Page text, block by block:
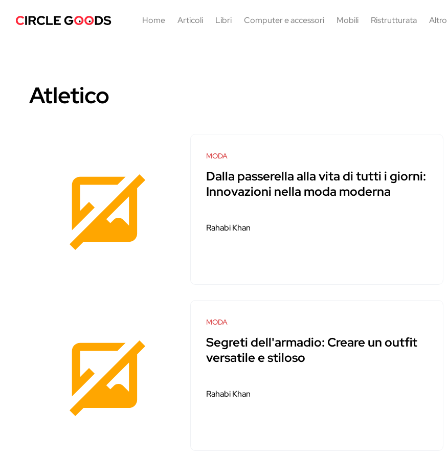
Home Articoli Libri Computer e accessori Mobili Ristrutturata Altro
Atletico
MODA
Dalla passerella alla vita di tutti i giorni:
Innovazioni nella moda moderna
Rahabi Khan
MODA
Segreti dell'armadio: Creare un outfit
versatile e stiloso
Rahabi Khan